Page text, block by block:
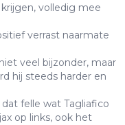
volledig mee
verrast naarmate
veel bijzonder, maar
hij steeds harder en
felle wat Tagliafico
op links, ook het